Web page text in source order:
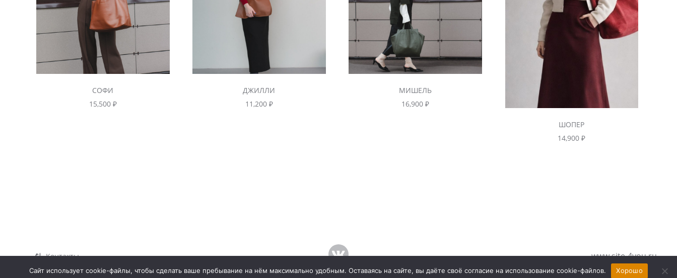
СОФИ
15,500 ₽
ДЖИЛЛИ
11,200 ₽
МИШЕЛЬ
16,900₽
ШОПЕР
14,900₽
Контакты www.site-4you.ru
Сайт использует cookie-файлы, чтобы сделать ваше пребывание на нём максимально удобным. Оставаясь на сайте, вы даёте своё согласие на использование cookie-файлов. Хорошо